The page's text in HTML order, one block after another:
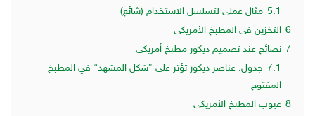
5.1 مثال عملي لتسلسل الاستخدام (شائع)
6 التخزين في المطبخ الأمريكي
7 نصائح عند تصميم ديكور مطبخ أمريكي
7.1 جدول: عناصر ديكور تؤثر على “شكل المشهد” في المطبخ
المفتوح
8 عيوب المطبخ الأمريكي